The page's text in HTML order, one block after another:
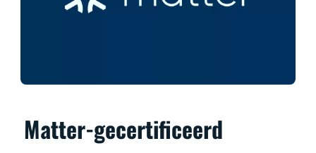
Matter-gecertificeerd